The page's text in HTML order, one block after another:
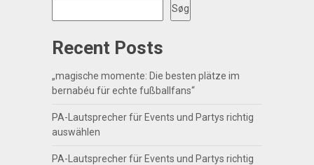
Søg
Recent Posts
„magische momente: Die besten plätze im
bernabéu für echte fußballfans“
PA-Lautsprecher für Events und Partys richtig
auswählen
PA-Lautsprecher für Events und Partys richtig